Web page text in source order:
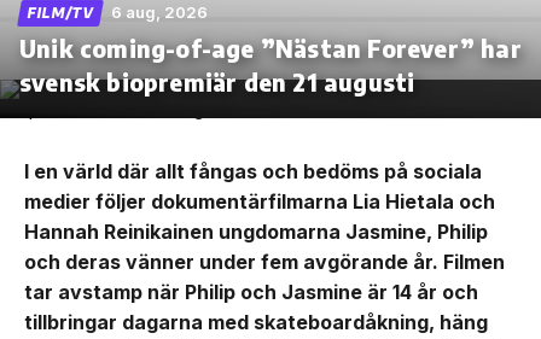
FILM/TV 6 aug, 2026
Unik coming-of-age ”Nästan Forever” har
svensk biopremiär den 21 augusti
I en värld där allt fångas och bedöms på sociala
medier följer dokumentärfilmarna Lia Hietala och
Hannah Reinikainen ungdomarna Jasmine, Philip
och deras vänner under fem avgörande år. Filmen
tar avstamp när Philip och Jasmine är 14 år och
tillbringar dagarna med skateboardåkning, häng